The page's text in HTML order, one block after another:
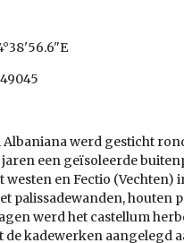
werd gesticht
jaren een geïsoleerde
westen en Fectio
palissadewanden, houten
werd het castellum
kadewerken aangelegd